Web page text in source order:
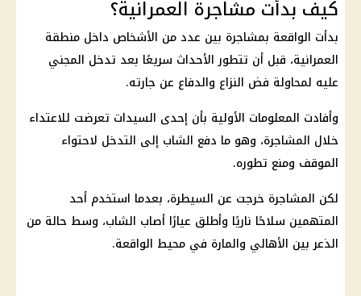
كيف بدأت مشاجرة العمرانية؟
بدأت الواقعة بمشاجرة بين عدد من الأشخاص داخل منطقة
العمرانية، قبل أن تتطور الأحداث سريعًا بعد تدخل المجني
عليه لمحاولة فض النزاع والدفاع عن جارته.
وأفادت المعلومات الأولية بأن إحدى السيدات تعرضت للاعتداء
خلال المشاجرة، وهو ما دفع الشاب إلى التدخل لاحتواء
الموقف ومنع تطوره.
لكن المشاجرة خرجت عن السيطرة، بعدما استخدم أحد
المتهمين سلاحًا ناريًا وأطلق عيارًا أصاب الشاب، وسط حالة من
الذعر بين الأهالي والمارة في محيط الواقعة.